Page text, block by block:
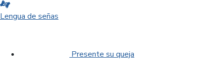
Lengua de señas
Presente su queja